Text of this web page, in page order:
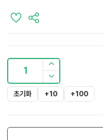
1
초기화 +10 +100